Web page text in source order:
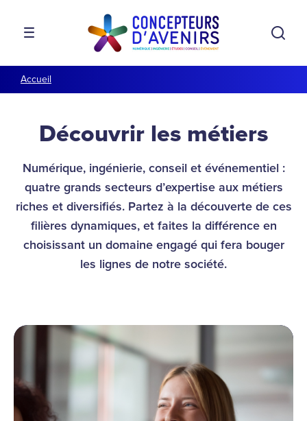
Aller au contenu
Aller à la navigation
MENU
Accueil
Découvrir les métiers
Numérique, ingénierie, conseil et événementiel :
quatre grands secteurs d’expertise aux métiers
riches et diversifiés. Partez à la découverte de ces
filières dynamiques, et faites la différence en
choisissant un domaine engagé qui fera bouger
les lignes de notre société.